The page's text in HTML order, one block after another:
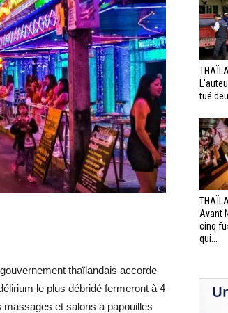
thaïlandais accorde
le plus débridé fermeront à 4
massages et salons à papouilles
tué
Avant
cinq
qui...